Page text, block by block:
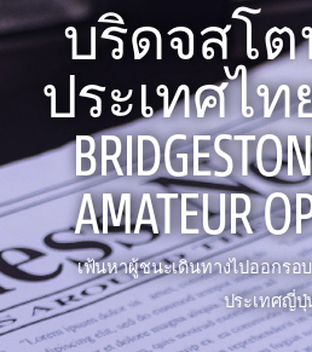
บริดจสโ
ประเทศไ
AMATEUR
เฟ้นหาผู้ชนะเดินทางไปออกร
ประเทศญี่ปุ่